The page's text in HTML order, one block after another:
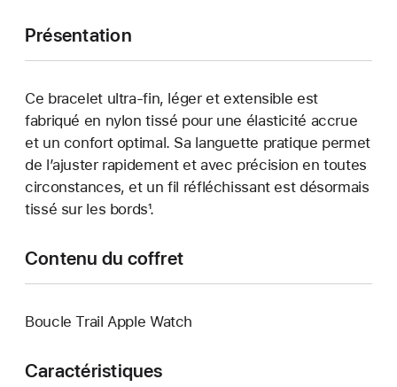
Présentation
Ce bracelet ultra-fin, léger et extensible est
fabriqué en nylon tissé pour une élasticité accrue
et un confort optimal. Sa languette pratique permet
de l’ajuster rapidement et avec précision en toutes
circonstances, et un fil réfléchissant est désormais
tissé sur les bords¹.
Contenu du coffret
Boucle Trail Apple Watch
Caractéristiques